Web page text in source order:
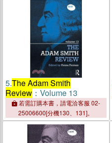
5.The Adam Smith
Review ：Volume 13
若需訂購本書，請電洽客服 02-
25006600[分機130、131]。